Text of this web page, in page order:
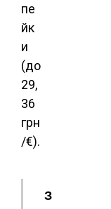
пе
йк
и
(до
29,
36
грн
/€).
З